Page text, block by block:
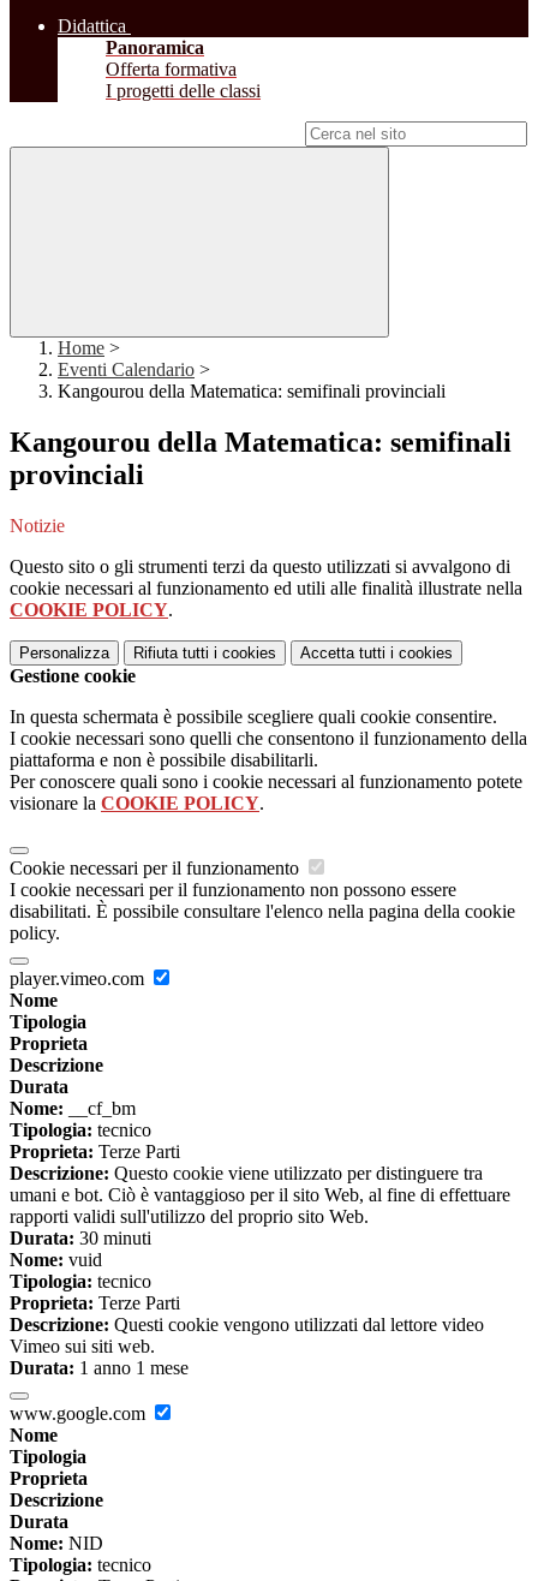
Didattica
Panoramica
Offerta formativa
I progetti delle classi
Home >
Eventi Calendario >
Kangourou della Matematica: semifinali provinciali
Kangourou della Matematica: semifinali
provinciali
Notizie
Questo sito o gli strumenti terzi da questo utilizzati si avvalgono di
cookie necessari al funzionamento ed utili alle finalità illustrate nella
COOKIE POLICY.
Personalizza Rifiuta tutti i cookies Accetta tutti i cookies
Gestione cookie
In questa schermata è possibile scegliere quali cookie consentire.
I cookie necessari sono quelli che consentono il funzionamento della
piattaforma e non è possibile disabilitarli.
Per conoscere quali sono i cookie necessari al funzionamento potete
visionare la COOKIE POLICY.
Cookie necessari per il funzionamento
I cookie necessari per il funzionamento non possono essere
disabilitati. È possibile consultare l'elenco nella pagina della cookie
policy.
player.vimeo.com
Nome
Tipologia
Proprieta
Descrizione
Durata
Nome: __cf_bm
Tipologia: tecnico
Proprieta: Terze Parti
Descrizione: Questo cookie viene utilizzato per distinguere tra
umani e bot. Ciò è vantaggioso per il sito Web, al fine di effettuare
rapporti validi sull'utilizzo del proprio sito Web.
Durata: 30 minuti
Nome: vuid
Tipologia: tecnico
Proprieta: Terze Parti
Descrizione: Questi cookie vengono utilizzati dal lettore video
Vimeo sui siti web.
Durata: 1 anno 1 mese
www.google.com
Nome
Tipologia
Proprieta
Descrizione
Durata
Nome: NID
Tipologia: tecnico